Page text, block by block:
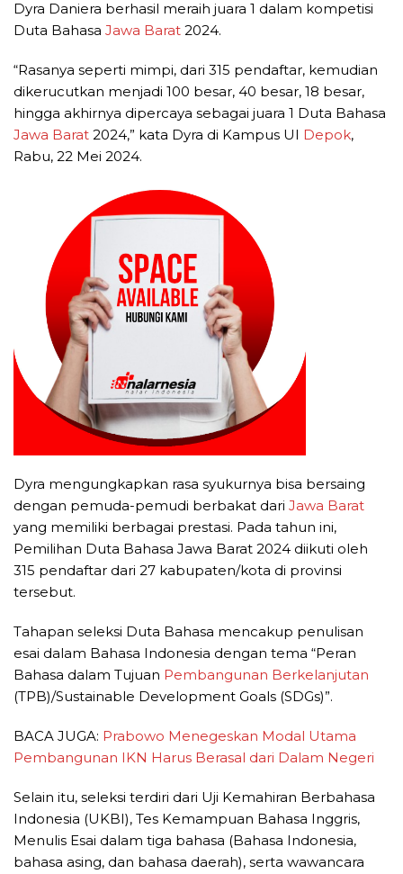
Dyra Daniera berhasil meraih juara 1 dalam kompetisi
Duta Bahasa Jawa Barat 2024.
“Rasanya seperti mimpi, dari 315 pendaftar, kemudian
dikerucutkan menjadi 100 besar, 40 besar, 18 besar,
hingga akhirnya dipercaya sebagai juara 1 Duta Bahasa
Jawa Barat 2024,” kata Dyra di Kampus UI Depok,
Rabu, 22 Mei 2024.
Dyra mengungkapkan rasa syukurnya bisa bersaing
dengan pemuda-pemudi berbakat dari Jawa Barat
yang memiliki berbagai prestasi. Pada tahun ini,
Pemilihan Duta Bahasa Jawa Barat 2024 diikuti oleh
315 pendaftar dari 27 kabupaten/kota di provinsi
tersebut.
Tahapan seleksi Duta Bahasa mencakup penulisan
esai dalam Bahasa Indonesia dengan tema “Peran
Bahasa dalam Tujuan Pembangunan Berkelanjutan
(TPB)/Sustainable Development Goals (SDGs)”.
BACA JUGA: Prabowo Menegeskan Modal Utama
Pembangunan IKN Harus Berasal dari Dalam Negeri
Selain itu, seleksi terdiri dari Uji Kemahiran Berbahasa
Indonesia (UKBI), Tes Kemampuan Bahasa Inggris,
Menulis Esai dalam tiga bahasa (Bahasa Indonesia,
bahasa asing, dan bahasa daerah), serta wawancara